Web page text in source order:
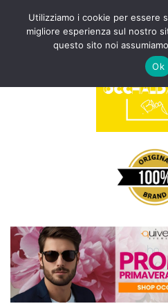
Utilizziamo i cookie per essere
migliore esperienza sul nostro
questo sito noi
Ok